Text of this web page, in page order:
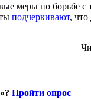
меры по
подчеркивают, что
Пройти опрос